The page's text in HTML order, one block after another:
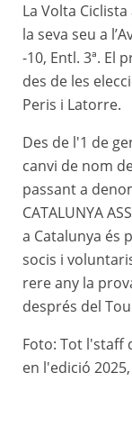
La Volta
la seva seu a
-10, Entl. 3ª. El
des de les
Peris i Latorre.
Des de l'1 de
canvi de nom
passant a
CATALUNYA
a Catalunya és
socis i
rere any la
després del
Foto: Tot l'staff
en l'edició